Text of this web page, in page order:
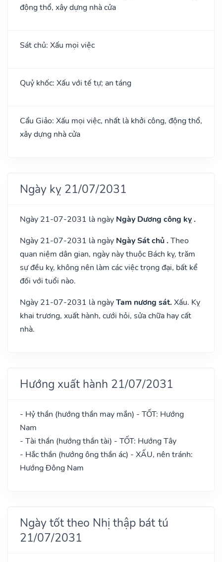
động thổ, xây dựng nhà cửa
Sát chủ: Xấu mọi việc
Quỷ khốc: Xấu với tế tự; an táng
Cẩu Giảo: Xấu mọi việc, nhất là khởi công, động thổ,
xây dựng nhà cửa
Ngày kỵ 21/07/2031
Ngày 21-07-2031 là ngày Ngày Dương công kỵ .
Ngày 21-07-2031 là ngày Ngày Sát chủ . Theo
quan niệm dân gian, ngày này thuộc Bách kỵ, trăm
sự đều kỵ, không nên làm các việc trọng đại, bất kể
đối với tuổi nào.
Ngày 21-07-2031 là ngàyTam nương sát. Xấu. Kỵ
khai trương, xuất hành, cưới hỏi, sửa chữa hay cất
nhà.
Hướng xuất hành 21/07/2031
- Hỷ thần (hướng thần may mắn) - TỐT: Hướng
Nam
- Tài thần (hướng thần tài) - TỐT: Hướng Tây
- Hắc thần (hướng ông thần ác) - XẤU, nên tránh:
Hướng Đông Nam
Ngày tốt theo Nhị thập bát tú
21/07/2031